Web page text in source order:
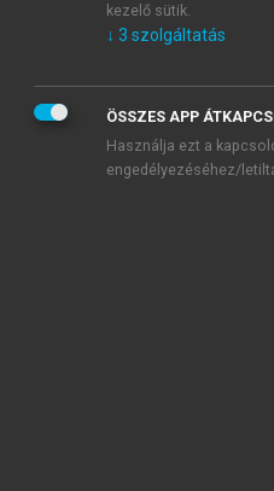
kezelő sütik.
↓ 3 szolgáltatás
ÖSSZES APP
Használja ezt a
engedélyezéséhez/